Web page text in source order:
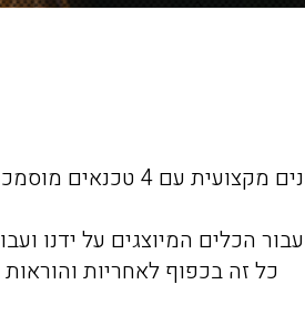
ומיומנים עם וותק של שנים.
הכלים המיוצגים על ידנו
כל זה בכפוף לאחריות והוראות